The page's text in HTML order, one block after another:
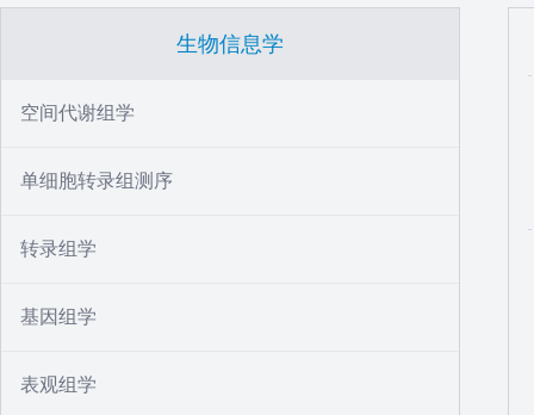
生物信息学
空间代谢组学
单细胞转录组测序
转录组学
基因组学
表观组学